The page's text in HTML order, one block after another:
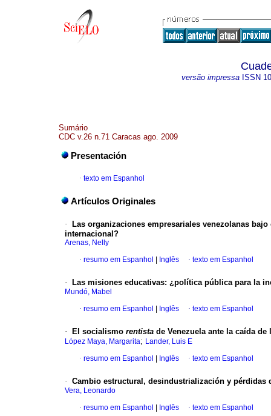
versão impressa ISSN
Sumário
CDC v.26 n.71 Caracas ago. 2009
Presentación
· texto em Espanhol
Artículos Originales
·
Las organizaciones empresariales venezolanas bajo
internacional?
Arenas, Nelly
· resumo em Espanhol Inglês · texto em Espanhol
· Las misiones educativas: ¿política pública para la
Mundó, Mabel
· resumo em Espanhol Inglês · texto em Espanhol
· El socialismo rentista de Venezuela ante la caída
López Maya, Margarita; Lander, Luis E
· resumo em Espanhol Inglês · texto em Espanhol
· Cambio estructural, desindustrialización y pérdidas
Vera, Leonardo
· resumo em Espanhol Inglês · texto em Espanhol